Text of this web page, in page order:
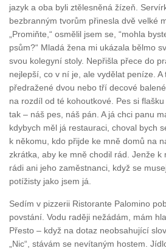
jazyk a oba byli ztělesněná žízeň.
bezbranným tvorům přinesla dvě velké
„Promiňte,“ osmělil jsem se, “mohla
psům?“ Mladá žena mi ukázala bělmo
svou kolegyní stoly. Nepřišla přece do
nejlepší, co v ní je, ale vydělat peníze.
předražené dvou nebo tří decové
na rozdíl od té kohoutkové. Pes si
tak – náš pes, náš pán. A já chci panu
kdybych měl já restauraci, choval bych
k někomu, kdo přijde ke mně domů na
zkrátka, aby ke mně chodil rád. Jenže
rádi ani jeho zaměstnanci, když se
potížisty jako jsem já.
Sedím v pizzerii Ristorante Palomino
povstání. Vodu raději nežádám, mám
Přesto – když na dotaz neobsahující
„Nic“, stávám se nevítaným hostem.